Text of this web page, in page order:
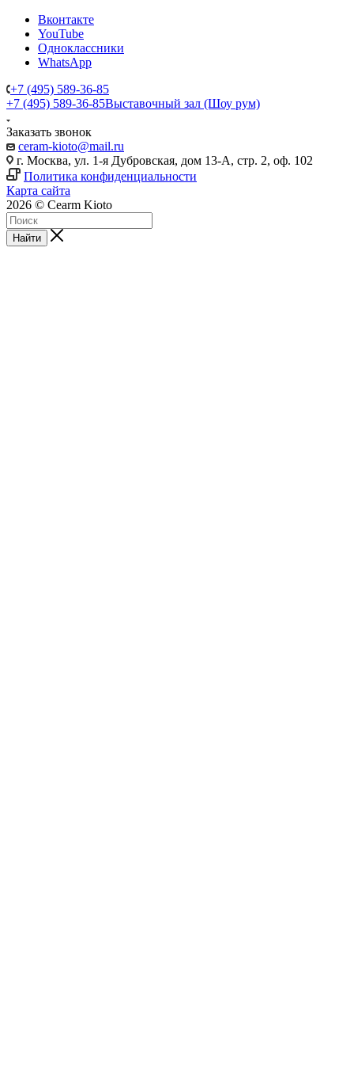
Вконтакте
YouTube
Одноклассники
WhatsApp
+7 (495) 589-36-85
+7 (495) 589-36-85Выставочный зал (Шоу рум)
Заказать звонок
ceram-kioto@mail.ru
г. Москва, ул. 1-я Дубровская, дом 13-А, стр. 2, оф. 102
Политика конфиденциальности
Карта сайта
2026 © Cearm Kioto
Найти